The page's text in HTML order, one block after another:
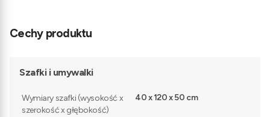
Cechy produktu
Szafki i umywalki
Wymiary szafki (wysokość x
szerokość x głębokość)
40 x 120 x 50 cm